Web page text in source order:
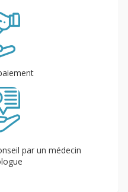
par un médecin